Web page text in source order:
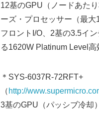
12基のGPU（ノードあた
ーズ・プロセッサー（最大
フロントI/O、2基の3.5イ
る1620W Platinum Level高
＊SYS-6037R-72RFT+
（ http://
3基のGPU（パッシブ冷却